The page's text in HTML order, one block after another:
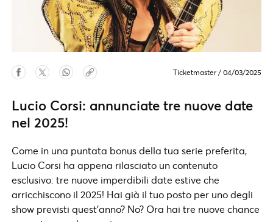
Ticketmaster / 04/03/2025
Lucio Corsi: annunciate tre nuove date
nel 2025!
Come in una puntata bonus della tua serie preferita,
Lucio Corsi ha appena rilasciato un contenuto
esclusivo: tre nuove imperdibili date estive che
arricchiscono il 2025! Hai già il tuo posto per uno degli
show previsti quest’anno? No? Ora hai tre nuove chance